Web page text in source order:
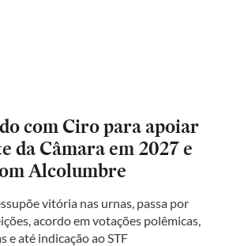
com Ciro para apoiar
da Câmara em 2027 e
Alcolumbre
vitória nas urnas, passa por
acordo em votações polêmicas,
e até indicação ao STF